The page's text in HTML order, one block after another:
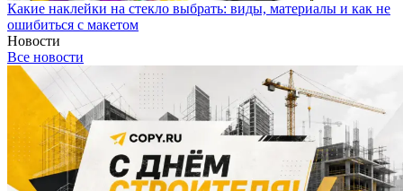
Какие наклейки на стекло выбрать: виды, материалы и как не
ошибиться с макетом
Новости
Все новости